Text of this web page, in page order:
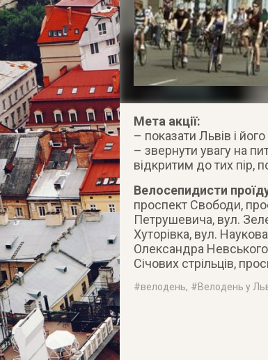
Мета акції:
– показати Львів і
– звернути увагу на
відкритим до тих пір,
Велосепидисти
проспект Свободи,
Петрушевича, вул.
Хуторівка, вул.
Олександра
Січових стрільців,
#велодень, #Велодень у